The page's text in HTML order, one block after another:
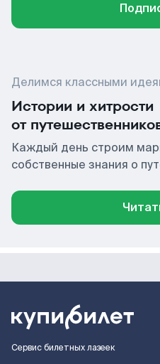
Делимся классными
Истории и хитрости
от
Каждый день строим
собственные знания о
Сервис билетных лазеек